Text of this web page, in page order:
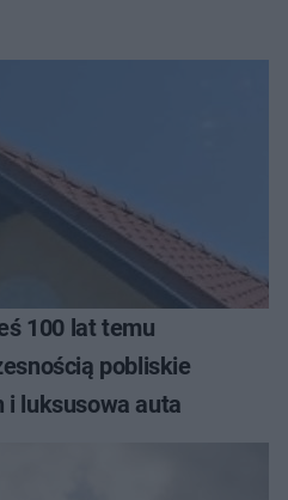
100 lat temu
pobliskie
i luksusowa auta